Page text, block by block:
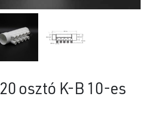
osztó K-B 10-es